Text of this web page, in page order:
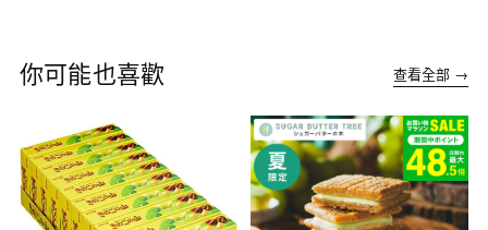
你可能也喜歡 查看全部 →